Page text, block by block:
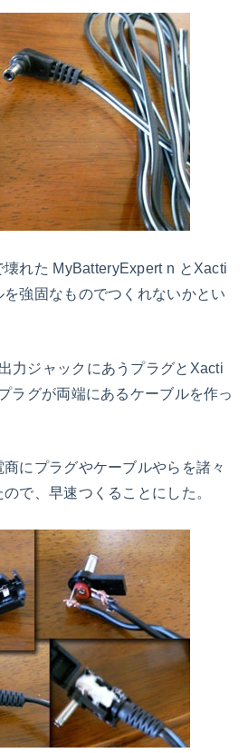
壊れた MyBatteryExpert n とXacti
強固なものでつくれないかとい
力ジャックにあうプラグとXacti
ラグが両端にあるケーブルを作っ
にプラグやケーブルやらを諸々
で、早速つくることにした。